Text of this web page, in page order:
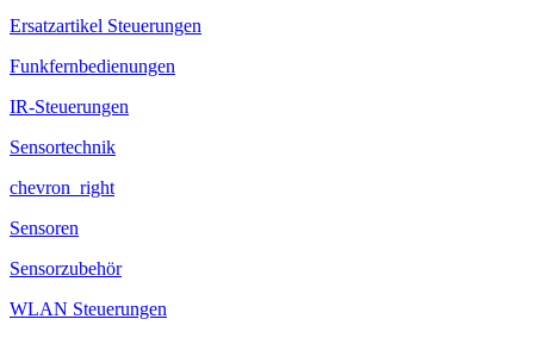
Ersatzartikel Steuerungen
Funkfernbedienungen
IR-Steuerungen
Sensortechnik
chevron_right
Sensoren
Sensorzubehör
WLAN Steuerungen